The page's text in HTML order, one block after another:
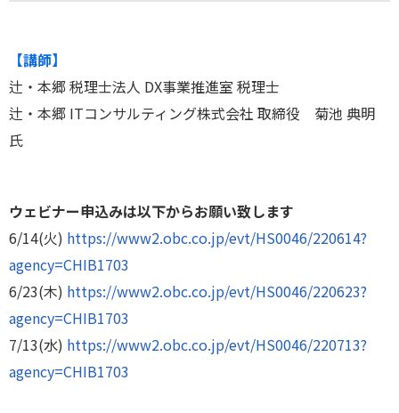
【講師】
辻・本郷 税理士法人 DX事業推進室 税理士
辻・本郷 ITコンサルティング株式会社 取締役 菊池 典明
氏
ウェビナー申込みは以下からお願い致します
6/14(火) https://www2.obc.co.jp/evt/HS0046/220614?
agency=CHIB1703
6/23(木) https://www2.obc.co.jp/evt/HS0046/220623?
agency=CHIB1703
7/13(水) https://www2.obc.co.jp/evt/HS0046/220713?
agency=CHIB1703